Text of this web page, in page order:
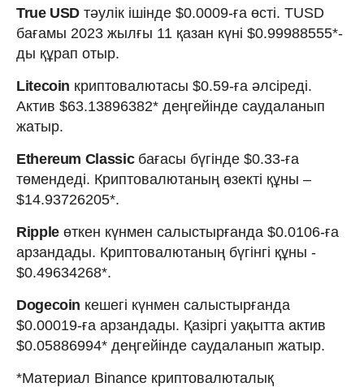
True USD тәулік ішінде $0.0009-ға өсті. TUSD
бағамы 2023 жылғы 11 қазан күні $0.99988555*-
ды құрап отыр.
Litecoin криптовалютасы $0.59-ға әлсіреді.
Актив $63.13896382* деңгейінде саудаланып
жатыр.
Ethereum Classicбағасы бүгінде $0.33-ға
төмендеді. Криптовалютаның өзекті құны –
$14.93726205*.
Rippleөткен күнмен салыстырғанда $0.0106-ға
арзандады. Криптовалютаның бүгінгі құны -
$0.49634268*.
Dogecoin кешегі күнмен салыстырғанда
$0.00019-ға арзандады. Қазіргі уақытта актив
$0.05886994* деңгейінде саудаланып жатыр.
*Материал Binance криптовалюталық